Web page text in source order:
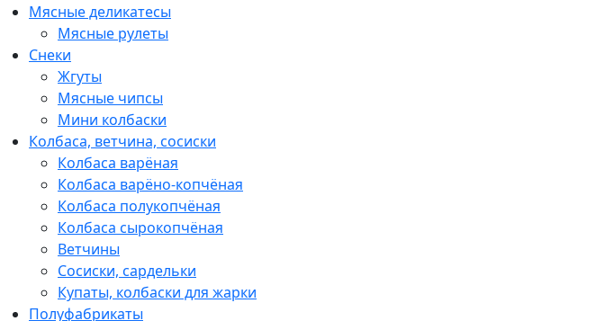
Мясные деликатесы
Мясные рулеты
Снеки
Жгуты
Мясные чипсы
Мини колбаски
Колбаса, ветчина, сосиски
Колбаса варёная
Колбаса варёно-копчёная
Колбаса полукопчёная
Колбаса сырокопчёная
Ветчины
Сосиски, сардельки
Купаты, колбаски для жарки
Полуфабрикаты